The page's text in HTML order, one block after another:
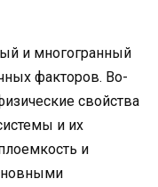
и многогранный
факторов. Во-
свойства
и их
и